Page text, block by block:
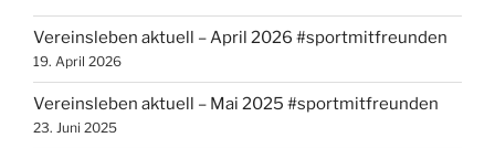
Vereinsleben aktuell – April 2026 #sportmitfreunden
19. April 2026
Vereinsleben aktuell – Mai 2025 #sportmitfreunden
23. Juni 2025